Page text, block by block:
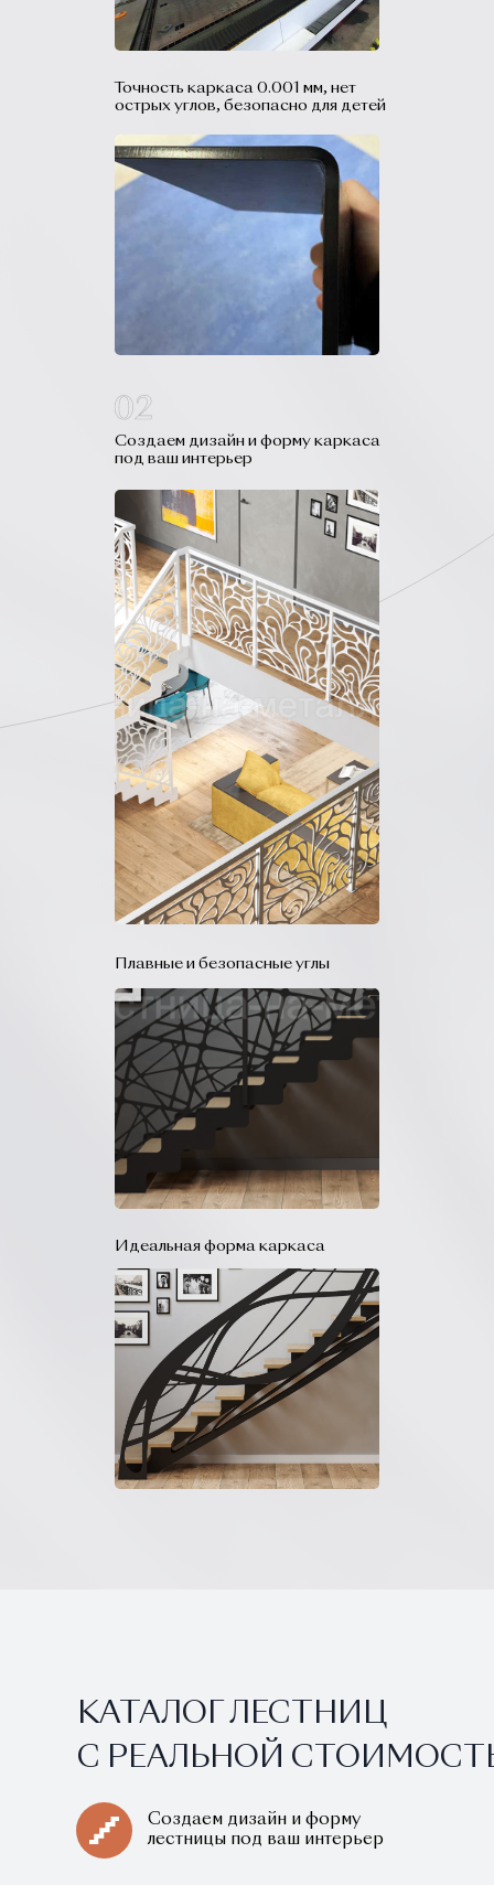
Создаем дизайн и форму каркаса
под ваш интерьер
Плавные и безопасные углы
Точность каркаса 0.001 мм, нет
острых углов, безопасно для детей
Идеальная форма каркаса
КАТАЛОГ ЛЕСТНИЦ
С РЕАЛЬНОЙ
Создаем дизайн и форму
лестницы под ваш интерьер